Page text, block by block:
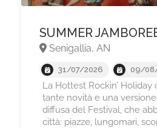
SUMMER
Senigallia, AN
31/07/2026 09/
La Hottest Rockin’
tante novità e una
diffusa del Festival, che
città: piazze, lungomari,